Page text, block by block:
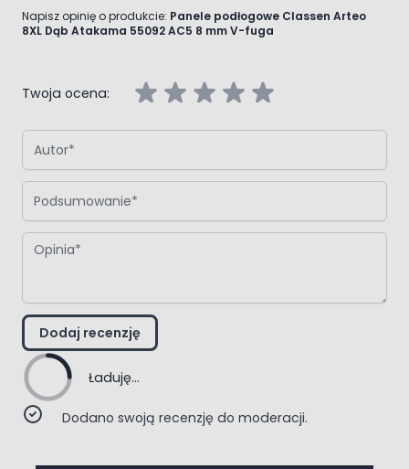
Napisz opinię o produkcie: Panele podłogowe Classen Arteo
8XL Dąb Atakama 55092 AC5 8 mm V-fuga
Twoja ocena:
Autor
Podsumowanie
Opinia
Dodaj recenzję
Ładuję...
Dodano swoją recenzję do moderacji.